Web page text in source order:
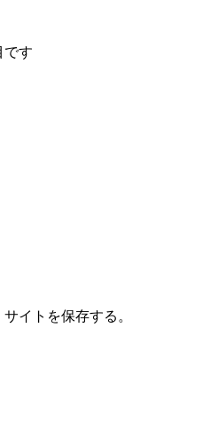
です
イトを保存する。